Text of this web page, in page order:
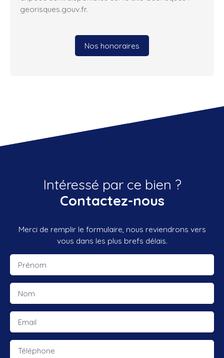
georisques.gouv.fr.
Nos honoraires
Intéressé par ce bien ?
Contactez-nous
Merci de remplir le formulaire, nous reviendrons vers
vous dans les plus brefs délais.
Prénom
Nom
Email
Téléphone